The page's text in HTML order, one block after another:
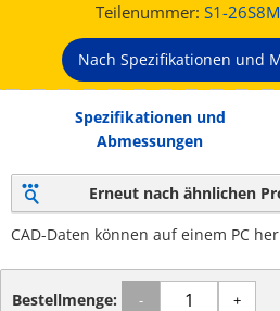
Teilenummer: S1-
Nach Spezifikationen und
Spezifikationen und
Abmessungen
Erneut nach ähnlichen
CAD-Daten können auf einem PC
Bestellmenge: - +